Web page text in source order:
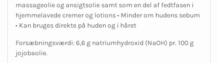
massageolie og ansigtsolie samt som en del af fedtfasen i
hjemmelavede cremer og lotions • Minder om hudens sebum
• Kan bruges direkte på huden og i håret
Forsæbningsværdi: 6,6 g natriumhydroxid (NaOH) pr. 100 g
jojobaolie.